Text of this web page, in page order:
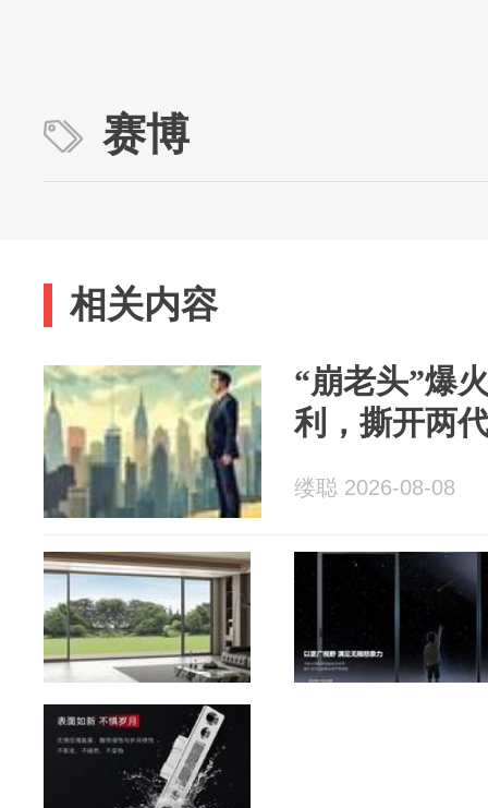
赛博
相关内容
“崩老头”爆
利，撕开两
缕聪 2026-08-08